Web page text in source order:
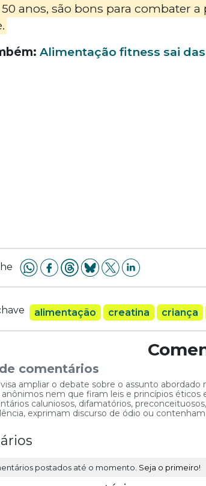
anos, são bons para combater
Alimentação fitness sai
alimentação creatina criança
comentários
ampliar o debate sobre o assunto
nem que firam leis e princípios
caluniosos, difamatórios,
exprimam discurso de ódio ou
postados até o momento. Seja o primeiro!